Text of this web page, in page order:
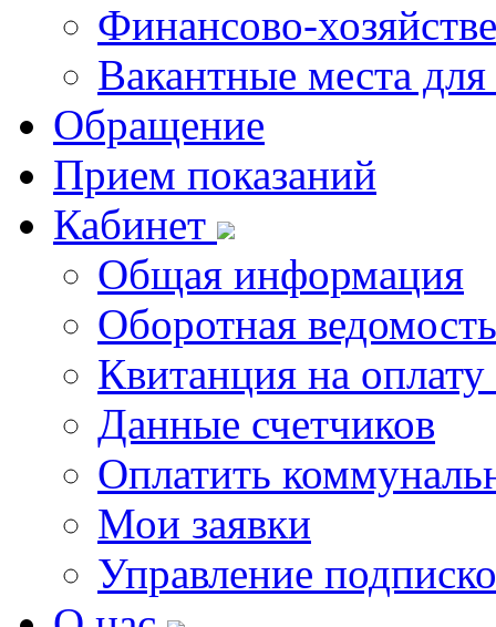
Финансово-
Вакантные места
Обращение
Прием показаний
Кабинет
Общая информация
Оборотная ведомость
Квитанция на
Данные счетчиков
Оплатить
Мои заявки
Управление